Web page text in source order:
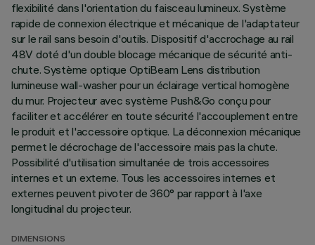
flexibilité dans l'orientation du faisceau lumineux. Système
rapide de connexion électrique et mécanique de l'adaptateur
sur le rail sans besoin d'outils. Dispositif d'accrochage au rail
48V doté d'un double blocage mécanique de sécurité anti-
chute. Système optique OptiBeam Lens distribution
lumineuse wall-washer pour un éclairage vertical homogène
du mur. Projecteur avec système Push&Go conçu pour
faciliter et accélérer en toute sécurité l'accouplement entre
le produit et l'accessoire optique. La déconnexion mécanique
permet le décrochage de l'accessoire mais pas la chute.
Possibilité d'utilisation simultanée de trois accessoires
internes et un externe. Tous les accessoires internes et
externes peuvent pivoter de 360° par rapport à l'axe
longitudinal du projecteur.
DIMENSIONS